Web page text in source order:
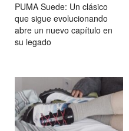
PUMA Suede: Un clásico
que sigue evolucionando
abre un nuevo capítulo en
su legado